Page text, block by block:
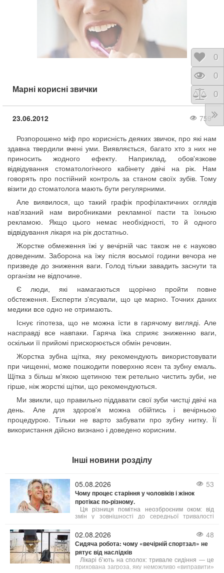
Марні корисні звички
23.06.2012
759
Розпорошено міф про корисність деяких звичок, про які нам
здавна твердили вчені уми. Виявляється, багато хто з них не
приносить жодного ефекту. Наприклад, обов'язкове
відвідування стоматологічного кабінету двічі на рік. Нам
говорять про постійний контроль за станом своїх зубів. Тому
візити до стоматолога мають бути регулярними.
Але виявилося, що такий графік профілактичних оглядів
нав'язаний нам виробниками рекламної пасти та їхньою
рекламою. Якщо цього немає необхідності, то й одного
відвідування лікаря на рік достатньо.
Жорстке обмеження їжі у вечірній час також не є науково
доведеним. Заборона на їжу після восьмої години вечора не
призведе до зниження ваги. Голод тільки завадить заснути та
організм не відпочине.
Є люди, які намагаються щорічно пройти повне
обстеження. Експерти з'ясували, що це марно. Точних даних
медики все одно не отримають.
Існує гіпотеза, що не можна їсти в гарячому вигляді. Але
насправді все навпаки. Гаряча їжа сприяє зниженню ваги,
оскільки її прийомі прискорюється обмін речовин.
Жорстка зубна щітка, яку рекомендують використовувати
при чищенні, може пошкодити поверхню ясен та зубну емаль.
Щітка з більш м'якою щетиною теж ретельно чистить зуби, не
гірше, ніж жорсткі щітки, що рекомендуються.
Ми звикли, що правильно піддавати свої зуби чистці двічі на
день. Але для здоров'я можна обійтись і вечірньою
процедурою. Тільки не варто забувати про зубну нитку. Її
використання дійсно визнано і доведено корисним.
Інші новини розділу
05.08.2026 53
Чому процес старіння у чоловіків і жінок
протікає по-різному.
Ця різниця помітна неозброєним оком: від
змін у зовнішності до середньої тривалості
біології, гормональному фоні та навіть у звичках,
які суспільство століттями культивувало у
представників обох статей. Давайте
розглянемо, чому це так, і що з цього можна
взяти на замітку.
02.08.2026 48
Сидяча робота: чому «вечірній спортзал» не
рятує від наслідків
Лікарі б’ють на сполох: тривале сидіння — це
прихована загроза, яку неможливо «виправити»
0
0
0